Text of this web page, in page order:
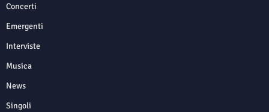
Concerti
Emergenti
Interviste
Musica
News
Singoli